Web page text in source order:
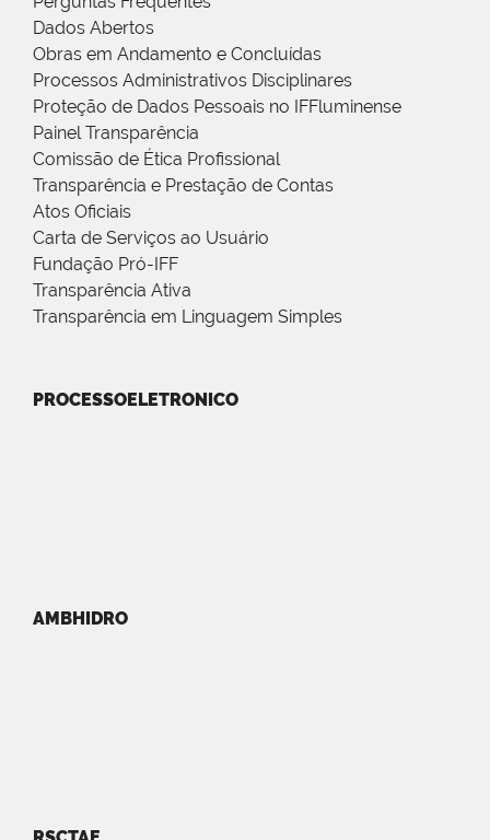
Dados Abertos
Obras em Andamento e Concluídas
Processos Administrativos Disciplinares
Proteção de Dados Pessoais no IFFluminense
Painel Transparência
Comissão de Ética Profissional
Transparência e Prestação de Contas
Atos Oficiais
Carta de Serviços ao Usuário
Fundação Pró-IFF
Transparência Ativa
Transparência em Linguagem Simples
PROCESSOELETRONICO
AMBHIDRO